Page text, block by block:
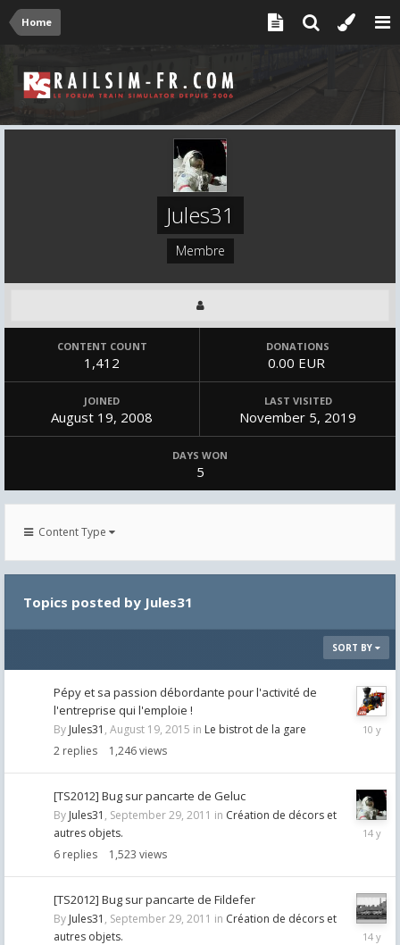
Home
Jules31
Membre
CONTENT COUNT
1,412
DONATIONS
0.00 EUR
JOINED
August 19, 2008
LAST VISITED
November 5, 2019
DAYS WON
5
Content Type
Topics posted by Jules31
SORT BY
Pépy et sa passion débordante pour l'activité de
l'entreprise qui l'emploie !
By Jules31 , August 19, 2015 in Le bistrot de la gare
2 replies 1,246views
August
[TS2012] Bug sur pancarte de Geluc
By Jules31 , September 29, 2011 in Création de décors et
autres objets.
6 replies 1,523 views
October
[TS2012] Bug sur pancarte de Fildefer
By Jules31 , September 29, 2011 in Création de décors et
autres objets.
October